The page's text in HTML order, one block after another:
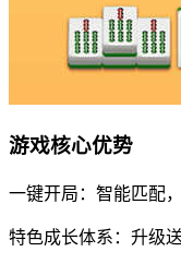
游戏核心优势
一键开局：智能匹配
特色成长体系：升级